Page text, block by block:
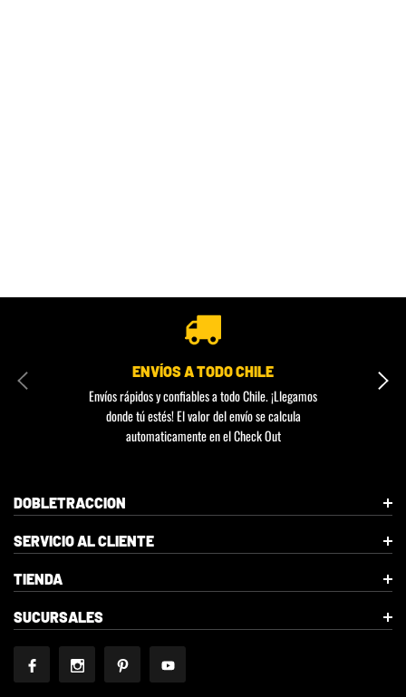
ENVÍOS A TODO CHILE
Envíos rápidos y confiables a todo Chile. ¡Llegamos
donde tú estés! El valor del envío se calcula
automaticamente en el Check Out
DOBLETRACCION
SERVICIO AL CLIENTE
TIENDA
SUCURSALES